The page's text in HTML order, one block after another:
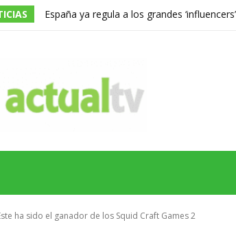
España ya regula a los grandes
ha sido el ganador de los Squid Craft Games 2